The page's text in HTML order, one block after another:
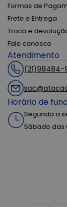
Formas de
Frete e Entrega
Troca e
Fale conosco
Atendimento
(21)98484-
Horário de
Segunda a
Sábado das